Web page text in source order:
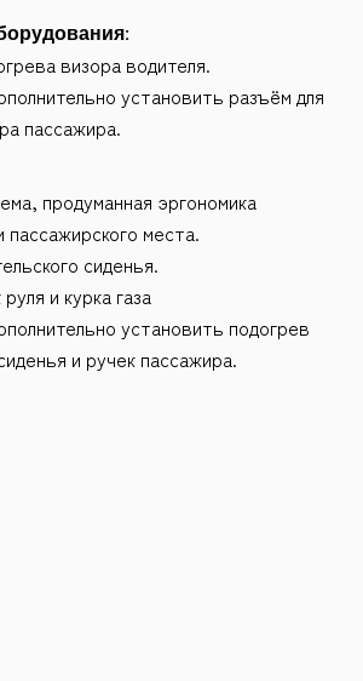
визора водителя.
установить разъём для
пассажира.
продуманная эргономика
пассажирского места.
сиденья.
и курка газа
установить подогрев
и ручек пассажира.